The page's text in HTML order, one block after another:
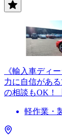
《輸入車ディ
力に自信があ
の相談もOK！
軽作業・